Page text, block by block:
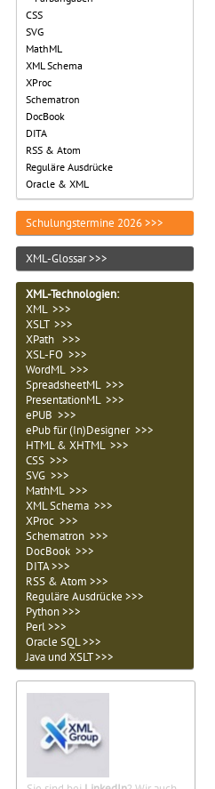
CSS
SVG
MathML
XML Schema
XProc
Schematron
DocBook
DITA
RSS & Atom
Reguläre Ausdrücke
Oracle & XML
Schulungstermine 2026 >>>
XML-Glossar >>>
XML-Technologien:
XML >>>
XSLT >>>
XPath >>>
XSL-FO >>>
WordML >>>
SpreadsheetML >>>
PresentationML >>>
ePUB >>>
ePub für (In)Designer >>>
HTML & XHTML >>>
CSS >>>
SVG >>>
MathML >>>
XML Schema >>>
XProc >>>
Schematron >>>
DocBook >>>
DITA >>>
RSS & Atom >>>
Reguläre Ausdrücke >>>
Python >>>
Perl >>>
Oracle SQL >>>
Java und XSLT >>>